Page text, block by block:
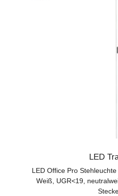
LED
LED Office Pro
Weiß, UGR<19,